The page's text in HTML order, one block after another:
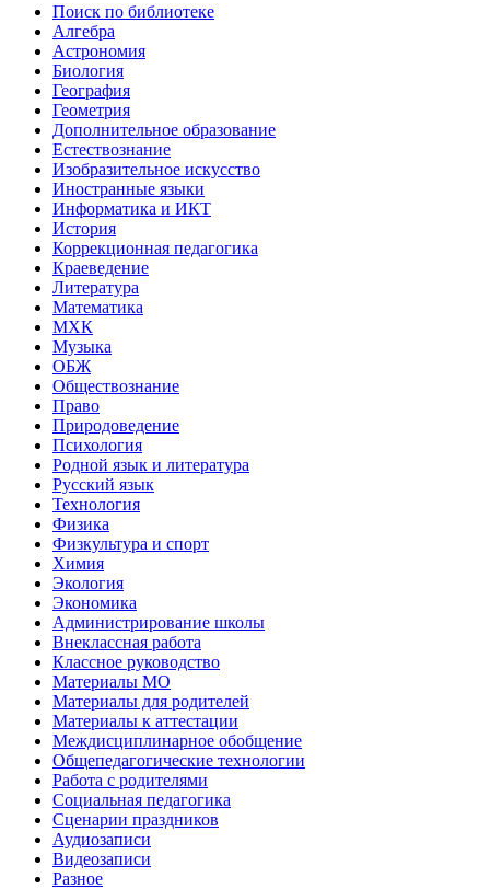
Поиск по библиотеке
Алгебра
Астрономия
Биология
География
Геометрия
Дополнительное образование
Естествознание
Изобразительное искусство
Иностранные языки
Информатика и ИКТ
История
Коррекционная педагогика
Краеведение
Литература
Математика
МХК
Музыка
ОБЖ
Обществознание
Право
Природоведение
Психология
Родной язык и литература
Русский язык
Технология
Физика
Физкультура и спорт
Химия
Экология
Экономика
Администрирование школы
Внеклассная работа
Классное руководство
Материалы МО
Материалы для родителей
Материалы к аттестации
Междисциплинарное обобщение
Общепедагогические технологии
Работа с родителями
Социальная педагогика
Сценарии праздников
Аудиозаписи
Видеозаписи
Разное